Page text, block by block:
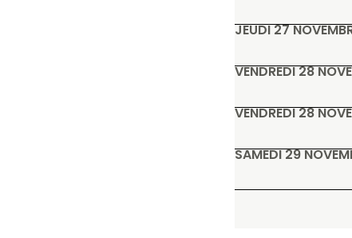
JEUDI 27
VENDREDI 28
VENDREDI 28
SAMEDI 29